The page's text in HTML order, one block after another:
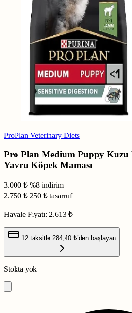
ProPlan Veterinary Diets
Pro Plan Medium Puppy
Yavru Köpek Maması
3.000 ₺ %8 indirim
2.750 ₺ 250 ₺ tasarruf
Havale Fiyatı: 2.613 ₺
12 taksitle 284,40 ₺’den başlayan
Stokta yok